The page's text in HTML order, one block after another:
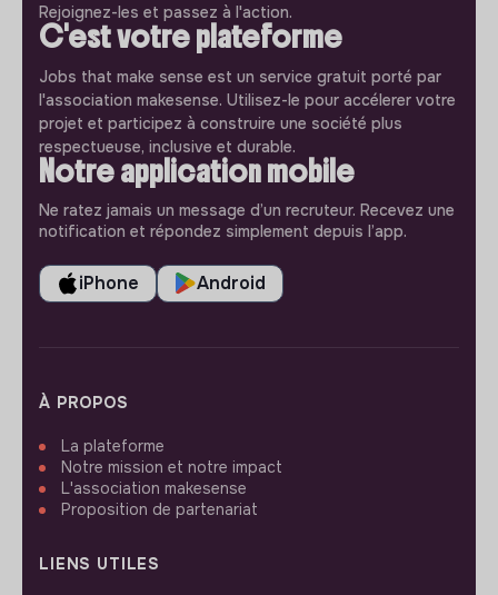
Rejoignez-les et passez à l'action.
C'est votre plateforme
Jobs that make sense est un service gratuit porté par
l'association makesense. Utilisez-le pour accélerer votre
projet et participez à construire une société plus
respectueuse, inclusive et durable.
Notre application mobile
Ne ratez jamais un message d’un recruteur. Recevez une
notification et répondez simplement depuis l’app.
iPhone Android
À PROPOS
La plateforme
Notre mission et notre impact
L'association makesense
Proposition de partenariat
LIENS UTILES